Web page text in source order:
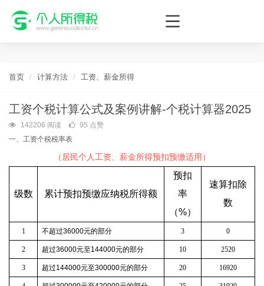
个人所得税网，最新个税资讯平台，您的个税管理专家！
首页 计算方法 工资、薪金所得
工资个税计算公式及案例讲解-个税计算器2025
142206 阅读
95 点赞
一、工资个税税率表
（居民个人工资、薪金所得预扣预缴适用）
级数 累计预扣预缴应纳税所得额
预扣
率
（%）
速算扣除
数
1 不超过36000元的部分 3 0
2 超过36000元至144000元的部分 10 2520
3 超过144000元至300000元的部分 20 16920